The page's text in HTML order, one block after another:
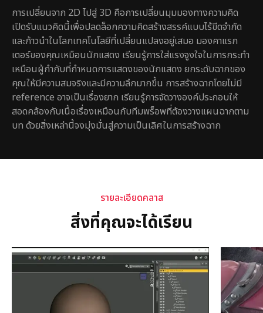
การเปลี่ยนจาก 2D ไปสู่ 3D คือการเปลี่ยนมุมมองทางความคิด
เปิดรับแนวคิดนี้เพื่อปลดล็อกความคิดสร้างสรรค์แบบไร้ขีดจำกัด
และก้าวนำในโลกเทคโนโลยีที่เปลี่ยนแปลงอยู่เสมอ มองคาแรก
เตอร์ของคุณเหมือนนักแสดง เรียนรู้การใส่แรงจูงใจในการกระทำ
เหมือนผู้กำกับที่กำหนดการแสดงของนักแสดง ยกระดับฉากของ
คุณให้มีความสมจริงและมีความลึกมากขึ้น การสร้างฉากโดยไม่มี
reference อาจเป็นเรื่องยาก เรียนรู้การจัดวางองค์ประกอบให้
สอดคล้องกับเนื้อเรื่องเหมือนกับทีมพร็อพที่ต้องวางแผนฉากตาม
บท ด้วยสิ่งเหล่านี้จงมุ่งมั่นสู่ความเป็นเลิศในการสร้างฉาก
รายละเอียดคลาส
สิ่งที่คุณจะได้เรียน